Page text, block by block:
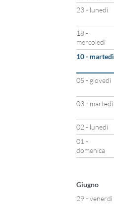
23 - lunedì
18 -
mercoledì
10 - martedì
05 - giovedì
03 - martedì
02 - lunedì
01 -
domenica
Giugno
29 - venerdì